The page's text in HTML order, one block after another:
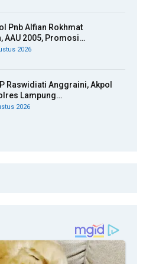
Pnb Alfian Rokhmat
AAU 2005, Promosi…
2026
Raswidiati Anggraini, Akpol
Lampung…
2026